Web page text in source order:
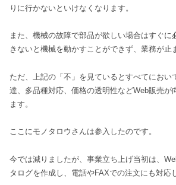
りに行かないといけなくなります。
また、機械の故障で部品が欲しい場合はすぐに
きないと機械を動かすことができず、業務が止
ただ、上記の「不」を見ているとすべてにおい
達、多品種対応、価格の透明性などWeb販売が
ます。
ここにモノタロウさんは参入したのです。
今では減りましたが、事業立ち上げ当初は、
タログを作成し、電話やFAXでの注文にも対応